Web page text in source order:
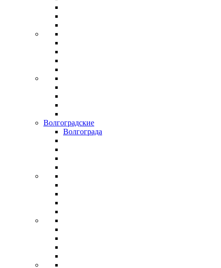
Волгоградские
Волгограда